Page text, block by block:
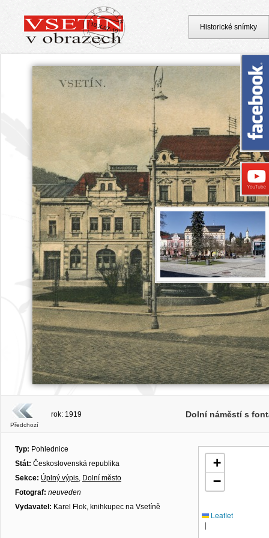
Předchozí
rok: 1919 Dolní náměstí s
Typ: Pohlednice
Stát: Československá republika
Sekce: Úplný výpis, Dolní město
Fotograf: neuveden
Vydavatel: Karel Flok, knihkupec na Vsetíně
+
−
Leaflet
|
Historické snímky